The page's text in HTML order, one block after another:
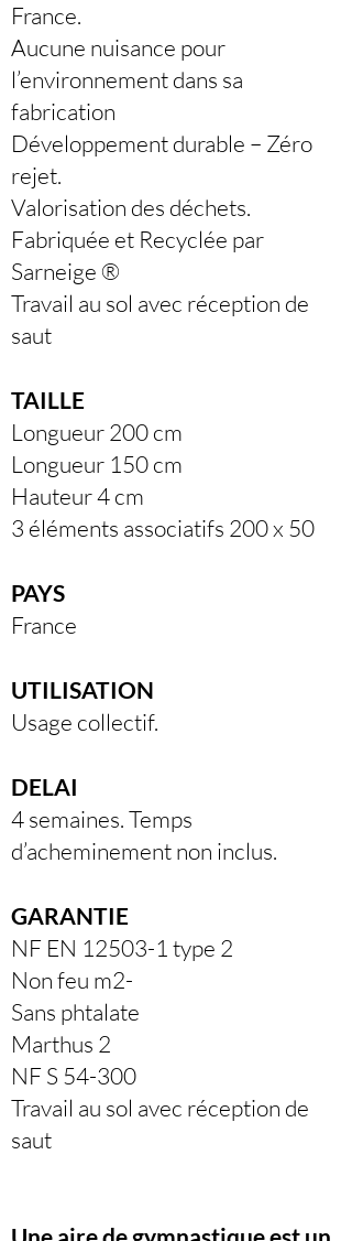
France.
Aucune nuisance pour
l’environnement dans sa
fabrication
Développement durable – Zéro
rejet.
Valorisation des déchets.
Fabriquée et Recyclée par
Sarneige ®
Travail au sol avec réception de
saut
TAILLE
Longueur 200 cm
Longueur 150 cm
Hauteur 4 cm
3 éléments associatifs 200 x 50
PAYS
France
UTILISATION
Usage collectif.
DELAI
4 semaines. Temps
d’acheminement non inclus.
GARANTIE
NF EN 12503-1 type 2
Non feu m2-
Sans phtalate
Marthus 2
NF S 54-300
Travail au sol avec réception de
saut